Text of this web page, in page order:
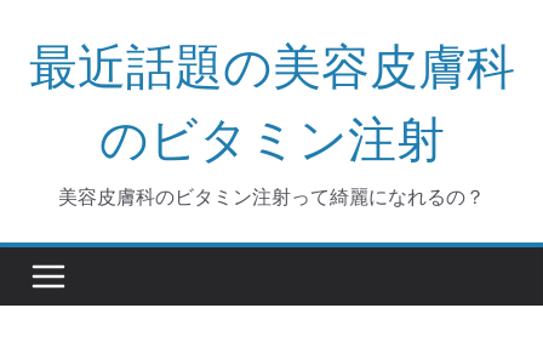
キ
最近話題の美容皮膚科
のビタミン注射
美容皮膚科のビタミン注射って綺麗になれるの？